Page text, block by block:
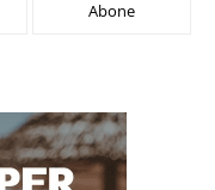
Abone